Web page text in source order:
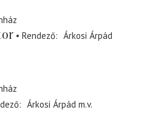
Rendező
Árkosi Árpád
Árkosi Árpád m.v.